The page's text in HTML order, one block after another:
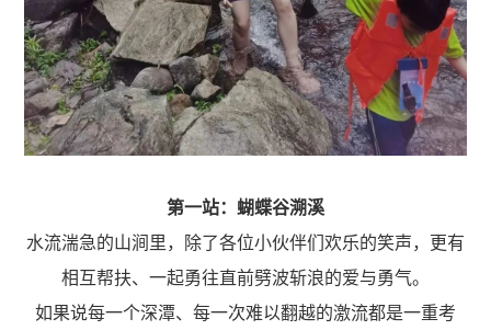
第一站：蝴蝶谷溯溪
水流湍急的山涧里，除了各位小伙伴们欢乐的笑声，更有
相互帮扶、一起勇往直前劈波斩浪的爱与勇气。
如果说每一个深潭、每一次难以翻越的激流都是一重考